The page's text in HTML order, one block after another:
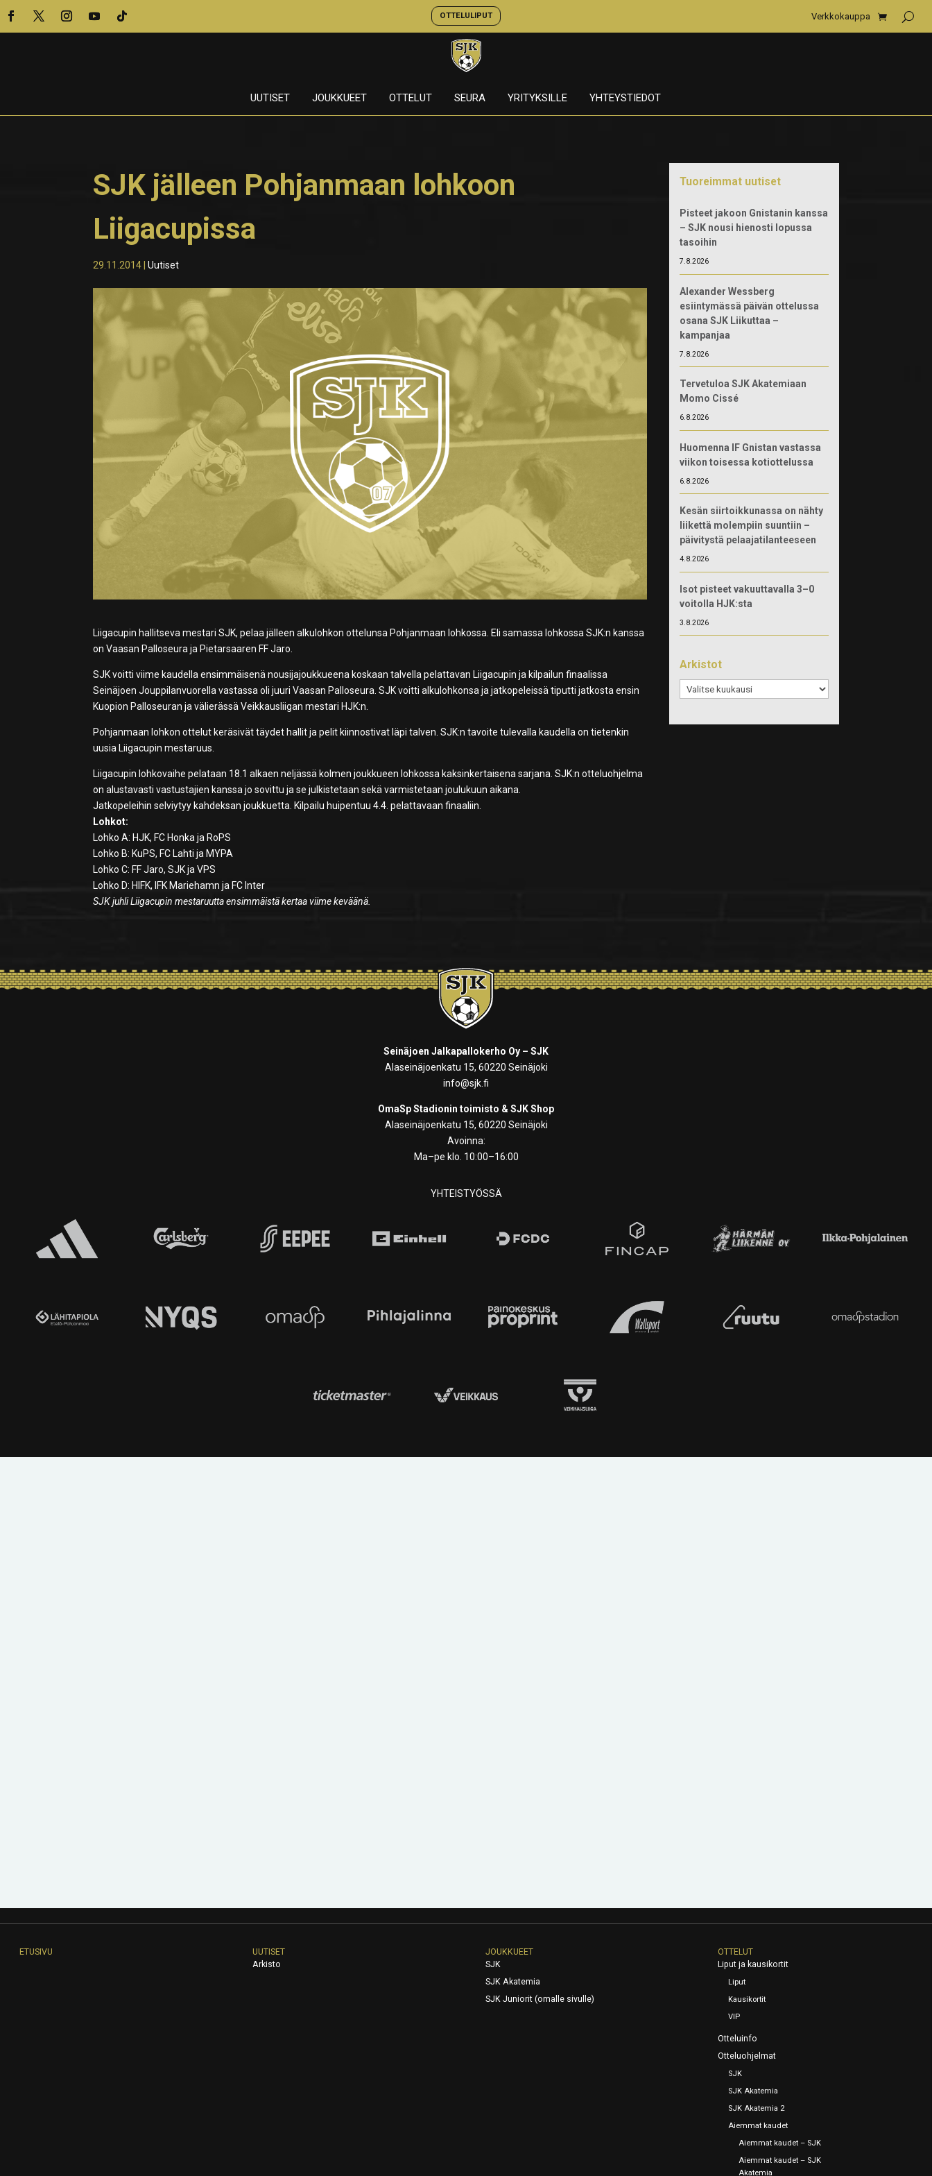
OTTELULIPUT Verkkokauppa
UUTISET JOUKKUEET OTTELUT SEURA YRITYKSILLE YHTEYSTIEDOT
SJK jälleen Pohjanmaan lohkoon
Liigacupissa
29.11.2014 |Uutiset
Liigacupin hallitseva mestari SJK, pelaa jälleen alkulohkon ottelunsa Pohjanmaan lohkossa. Eli samassa lohkossa SJK:n kanssa
on Vaasan Palloseura ja Pietarsaaren FF Jaro.
SJK voitti viime kaudella ensimmäisenä nousijajoukkueena koskaan talvella pelattavan Liigacupin ja kilpailun finaalissa
Seinäjoen Jouppilanvuorella vastassa oli juuri Vaasan Palloseura. SJK voitti alkulohkonsa ja jatkopeleissä tiputti jatkosta ensin
Kuopion Palloseuran ja välierässä Veikkausliigan mestari HJK:n.
Pohjanmaan lohkon ottelut keräsivät täydet hallit ja pelit kiinnostivat läpi talven. SJK:n tavoite tulevalla kaudella on tietenkin
uusia Liigacupin mestaruus.
Liigacupin lohkovaihe pelataan 18.1 alkaen neljässä kolmen joukkueen lohkossa kaksinkertaisena sarjana. SJK:n otteluohjelma
on alustavasti vastustajien kanssa jo sovittu ja se julkistetaan sekä varmistetaan joulukuun aikana.
Jatkopeleihin selviytyy kahdeksan joukkuetta. Kilpailu huipentuu 4.4. pelattavaan finaaliin.
Lohkot:
Lohko A: HJK, FC Honka ja RoPS
Lohko B: KuPS, FC Lahti ja MYPA
Lohko C: FF Jaro, SJK ja VPS
Lohko D: HIFK, IFK Mariehamn ja FC Inter
SJK juhli Liigacupin mestaruutta ensimmäistä kertaa viime keväänä.
Tuoreimmat uutiset
Pisteet jakoon Gnistanin kanssa
– SJK nousi hienosti lopussa
tasoihin
7.8.2026
Alexander Wessberg
esiintymässä päivän ottelussa
osana SJK Liikuttaa –
kampanjaa
7.8.2026
Tervetuloa SJK Akatemiaan
Momo Cissé
6.8.2026
Huomenna IF Gnistan vastassa
viikon toisessa kotiottelussa
6.8.2026
Kesän siirtoikkunassa on nähty
liikettä molempiin suuntiin –
päivitystä pelaajatilanteeseen
4.8.2026
Isot pisteet vakuuttavalla 3–0
voitolla HJK:sta
3.8.2026
Arkistot
Arkistot
Seinäjoen Jalkapallokerho Oy – SJK
Alaseinäjoenkatu 15, 60220 Seinäjoki
info@sjk.fi
OmaSp Stadionin toimisto & SJK Shop
Alaseinäjoenkatu 15, 60220 Seinäjoki
Avoinna:
Ma–pe klo. 10:00–16:00
YHTEISTYÖSSÄ
ETUSIVU
UUTISET
Arkisto
JOUKKUEET
SJK
SJK Akatemia
SJK Juniorit (omalle sivulle)
OTTELUT
Liput ja kausikortit
Liput
Kausikortit
VIP
Otteluinfo
Otteluohjelmat
SJK
SJK Akatemia
SJK Akatemia 2
Aiemmat kaudet
Aiemmat kaudet – SJK
Aiemmat kaudet – SJK
Akatemia